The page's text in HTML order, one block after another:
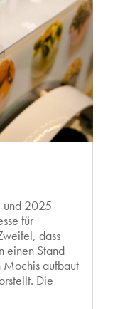
und 2025
für
dass
einen Stand
Mochis aufbaut
Die